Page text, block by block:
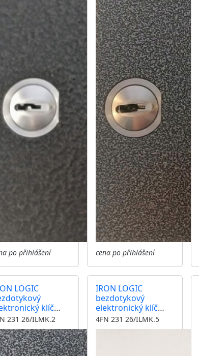
po přihlášení cena po přihlášení
LOGIC
klíč
MHz
čtečka,
KARAT antika
zámek
231 26/ILMK.2
IRON LOGIC
bezdotykový
elektronický klíč
13,56 MHz
kontrolér, čtečka,
4FN 231 26/ILMK.5